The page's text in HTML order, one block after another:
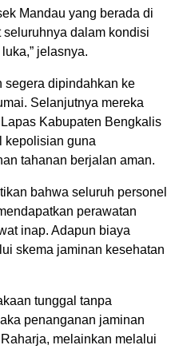
Mandau yang berada di
dalam kondisi
jelasnya.
segera dipindahkan ke
Selanjutnya mereka
Kabupaten Bengkalis
kepolisian guna
tahanan berjalan aman.
bahwa seluruh personel
perawatan
inap. Adapun biaya
skema jaminan kesehatan
tunggal tanpa
penanganan jaminan
melainkan melalui